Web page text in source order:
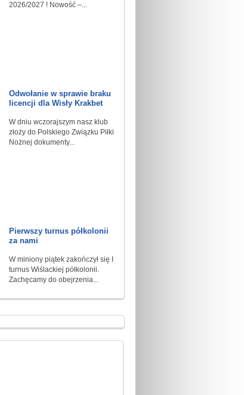
2026/2027 ! Nowość –...
Odwołanie w sprawie braku
licencji dla Wisły Krakbet
W dniu wczorajszym nasz klub
złoży do Polskiego Związku Piłki
Nożnej dokumenty...
Pierwszy turnus półkolonii
za nami
W miniony piątek zakończył się I
turnus Wiślackiej półkolonii.
Zachęcamy do obejrzenia...